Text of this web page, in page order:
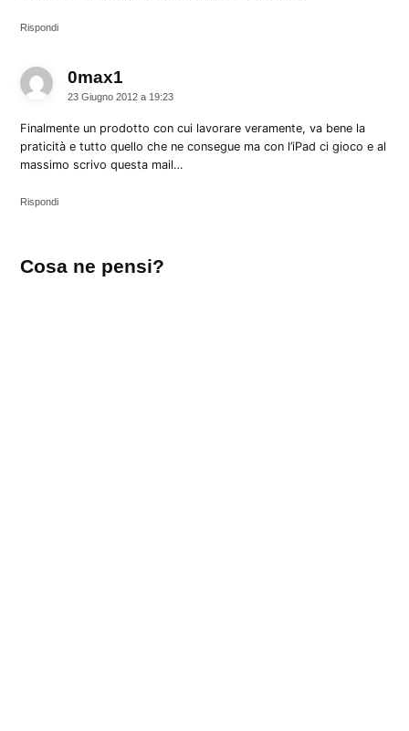
Rispondi
0max1
23 Giugno 2012 a 19:23
Finalmente un prodotto con cui lavorare veramente, va bene la
praticità e tutto quello che ne consegue ma con l’iPad ci gioco e al
massimo scrivo questa mail…
Rispondi
un
Cosa ne pensi?